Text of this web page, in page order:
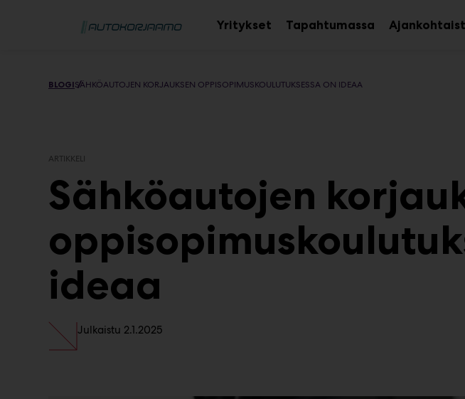
Main
Yritykset TapahtumassaAvaa
BLOGISÄHKÖAUTOJEN KORJAUKSEN OPPISOPIMUSKOULUTUKSESSA ON IDEAA
ARTIKKELI
Sähköautojen
ideaa
Julkaistu 2.1.2025